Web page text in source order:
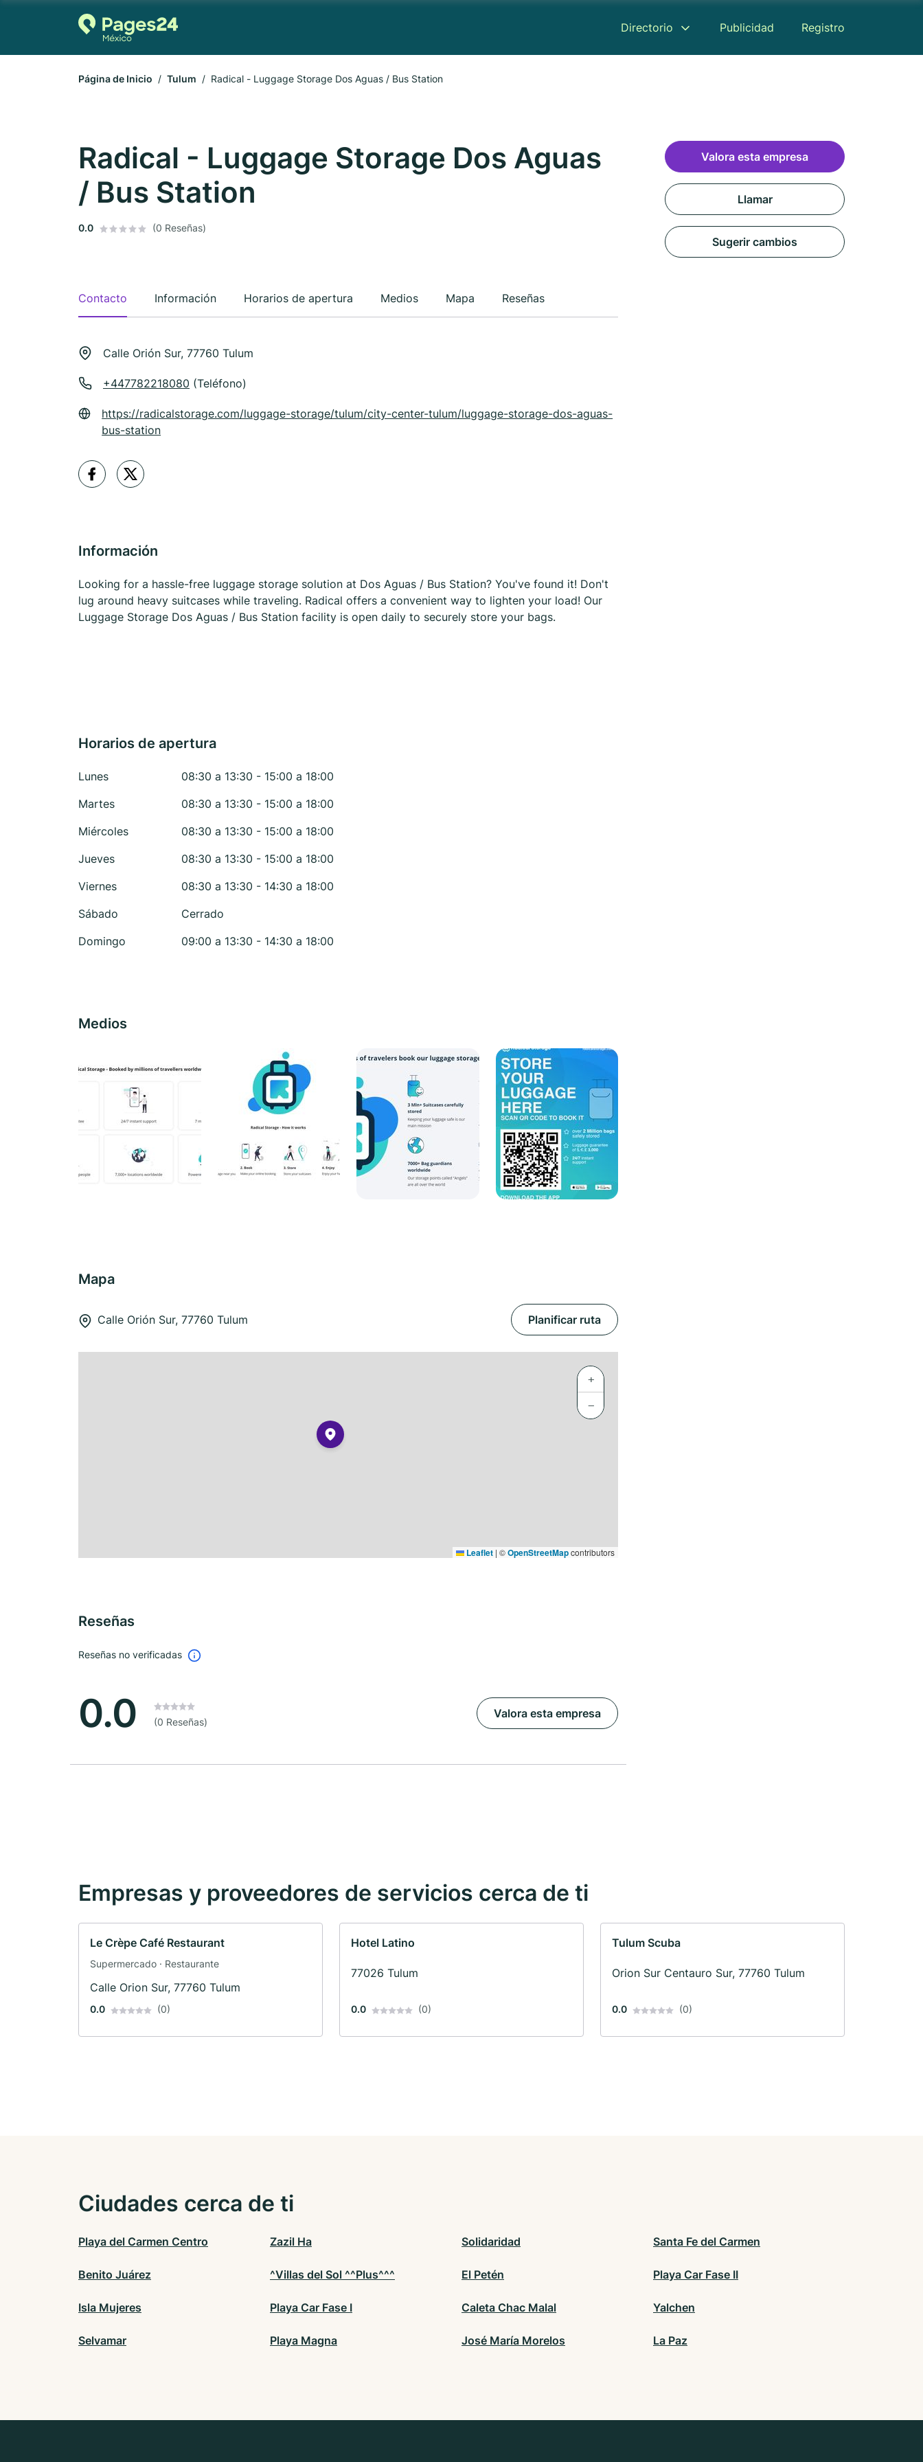
Directorio Publicidad Registro
Página de Inicio Tulum Radical - Luggage Storage Dos Aguas / Bus Station
Radical - Luggage Storage Dos Aguas
/ Bus Station
0.0 (0 Reseñas)
Contacto Información Horarios de apertura Medios Mapa Reseñas
Calle Orión Sur, 77760 Tulum
+447782218080 (Teléfono)
https://radicalstorage.com/luggage-storage/tulum/city-center-tulum/luggage-storage-dos-aguas-
bus-station
Información
Looking for a hassle-free luggage storage solution at Dos Aguas / Bus Station? You've found it! Don't
lug around heavy suitcases while traveling. Radical offers a convenient way to lighten your load! Our
Luggage Storage Dos Aguas / Bus Station facility is open daily to securely store your bags.
Horarios de apertura
Lunes
08:30 a 13:30 - 15:00 a 18:00
Martes
08:30 a 13:30 - 15:00 a 18:00
Miércoles
08:30 a 13:30 - 15:00 a 18:00
Jueves
08:30 a 13:30 - 15:00 a 18:00
Viernes
08:30 a 13:30 - 14:30 a 18:00
Sábado
Cerrado
Domingo
09:00 a 13:30 - 14:30 a 18:00
Medios
Mapa
Calle Orión Sur, 77760 Tulum Planificar ruta
+
−
Leaflet | ©OpenStreetMapcontributors
Reseñas
Reseñas no verificadas
0.0 (0 Reseñas)
Valora esta empresa
Valora esta empresa
Llamar
Sugerir cambios
Empresas y proveedores de servicios cerca de ti
Le Crèpe Café Restaurant
Supermercado · Restaurante
Calle Orion Sur, 77760 Tulum
0.0 (0)
Hotel Latino
77026 Tulum
0.0 (0)
Tulum Scuba
Orion Sur Centauro Sur, 77760 Tulum
0.0 (0)
Ciudades cerca de ti
Playa del Carmen Centro Zazil Ha Solidaridad Santa Fe del Carmen
Benito Juárez ^Villas del Sol ^^Plus^^^ El Petén Playa Car Fase II
Isla Mujeres Playa Car Fase I Caleta Chac Malal Yalchen
Selvamar Playa Magna José María Morelos La Paz